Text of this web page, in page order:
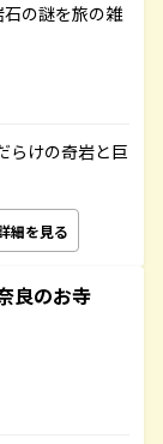
の謎を旅の雑
らけの奇岩と巨
細を見る
良のお寺